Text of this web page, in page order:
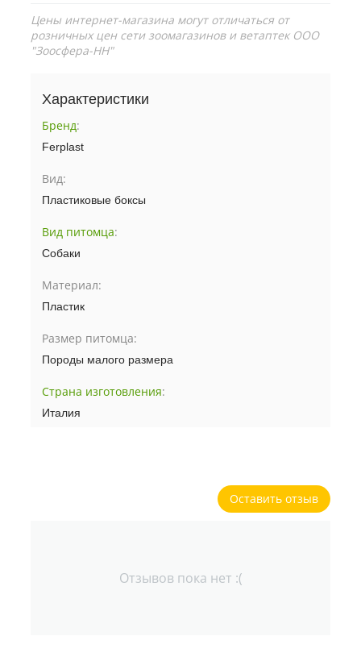
Цены интернет-магазина могут отличаться от
розничных цен сети зоомагазинов и ветаптек ООО
"Зоосфера-НН"
Характеристики
Бренд:
Ferplast
Вид:
Пластиковые боксы
Вид питомца:
Собаки
Материал:
Пластик
Размер питомца:
Породы малого размера
Страна изготовления:
Италия
Оставить отзыв
Отзывов пока нет :(